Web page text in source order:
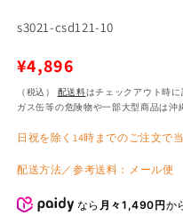
SKU:
s3021-csd121-10
通
常
価
格
¥4,896
（税込） 配送料はチェックアウト時に
ガス缶等の危険物や一部大型商品は沖
日祝を除く14時までのご注文で
配送方法／参考送料：メール便
なら 月々1,490円か